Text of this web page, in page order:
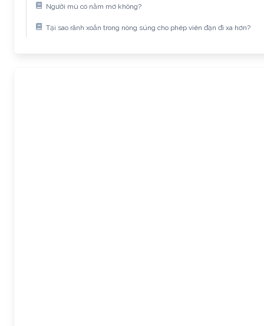
Người mù có nằm mơ không?
Tại sao rãnh xoắn trong nòng súng cho phép viên đạn đi xa hơn?